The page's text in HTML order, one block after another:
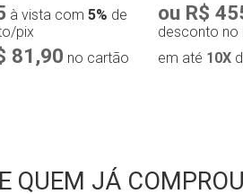
à vista com 5% de
pix
81,90 no cartão
ou R$
desconto
em até 10X
QUEM JÁ COMPROU